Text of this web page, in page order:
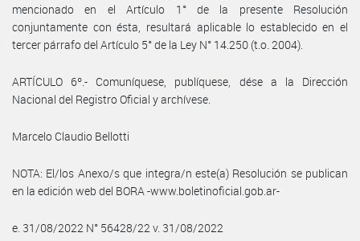
mencionado en el Artículo 1° de la presente Resolución
conjuntamente con ésta, resultará aplicable lo establecido en el
tercer párrafo del Artículo 5° de la Ley N° 14.250 (t.o. 2004).
ARTÍCULO 6º.- Comuníquese, publíquese, dése a la Dirección
Nacional del Registro Oficial y archívese.
Marcelo Claudio Bellotti
NOTA: El/los Anexo/s que integra/n este(a) Resolución se publican
en la edición web del BORA -www.boletinoficial.gob.ar-
e. 31/08/2022 N° 56428/22 v. 31/08/2022